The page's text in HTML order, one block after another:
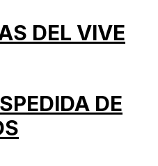
DEL VIVE
DE